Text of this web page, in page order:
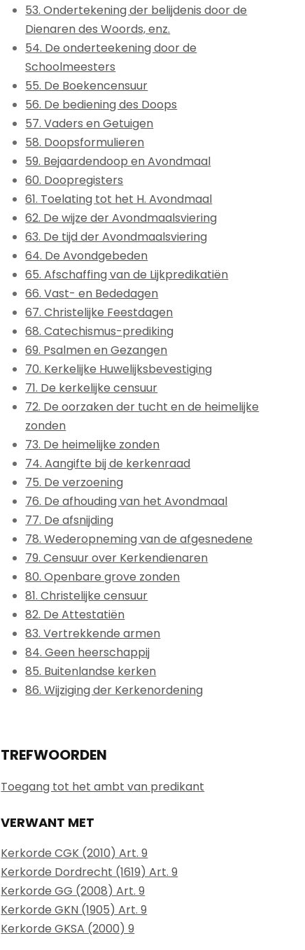
53. Ondertekening der belijdenis door de
Dienaren des Woords, enz.
54. De onderteekening door de
Schoolmeesters
55. De Boekencensuur
56. De bediening des Doops
57. Vaders en Getuigen
58. Doopsformulieren
59. Bejaardendoop en Avondmaal
60. Doopregisters
61. Toelating tot het H. Avondmaal
62. De wijze der Avondmaalsviering
63. De tijd der Avondmaalsviering
64. De Avondgebeden
65. Afschaffing van de Lijkpredikatiën
66. Vast- en Bededagen
67. Christelijke Feestdagen
68. Catechismus-prediking
69. Psalmen en Gezangen
70. Kerkelijke Huwelijksbevestiging
71. De kerkelijke censuur
72. De oorzaken der tucht en de heimelijke
zonden
73. De heimelijke zonden
74. Aangifte bij de kerkenraad
75. De verzoening
76. De afhouding van het Avondmaal
77. De afsnijding
78. Wederopneming van de afgesnedene
79. Censuur over Kerkendienaren
80. Openbare grove zonden
81. Christelijke censuur
82. De Attestatiën
83. Vertrekkende armen
84. Geen heerschappij
85. Buitenlandse kerken
86. Wijziging der Kerkenordening
TREFWOORDEN
Toegang tot het ambt van predikant
VERWANT MET
Kerkorde CGK (2010) Art. 9
Kerkorde Dordrecht (1619) Art. 9
Kerkorde GG (2008) Art. 9
Kerkorde GKN (1905) Art. 9
Kerkorde GKSA (2000) 9